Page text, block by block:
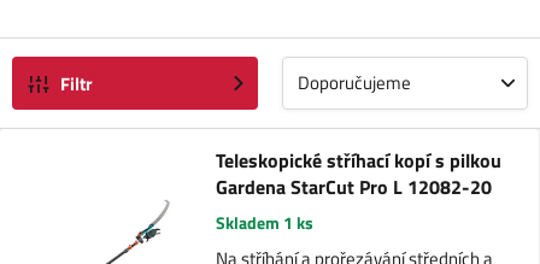
Filtr Doporučujeme
Teleskopické stříhací kopí s pilkou
Gardena StarCut Pro L 12082-20
Skladem 1 ks